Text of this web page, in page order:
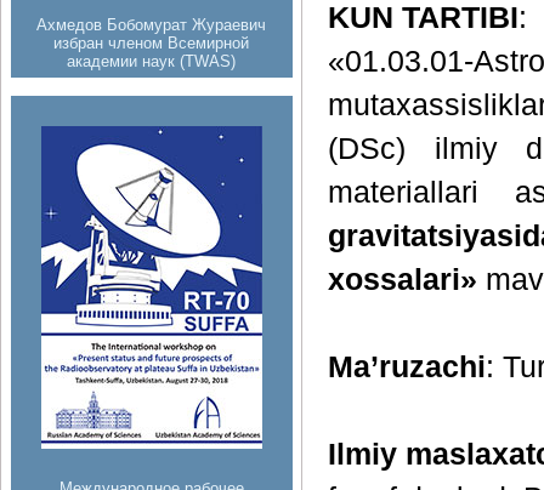
Ахмедов Бобомурат Жураевич
избран членом Всемирной
академии наук (TWAS)
KUN TARTIBI:
«01.03.01-
(DSc) ilmiy
materiallari
xossalari»
Ma’ruzachi:
Ilmiy